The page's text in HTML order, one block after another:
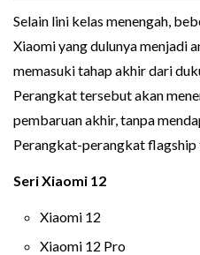
Selain lini kelas menengah,
Xiaomi yang dulunya menjadi
memasuki tahap akhir dari
Perangkat tersebut akan
pembaruan akhir, tanpa
Perangkat-perangkat
Seri Xiaomi 12
Xiaomi 12
Xiaomi 12 Pro